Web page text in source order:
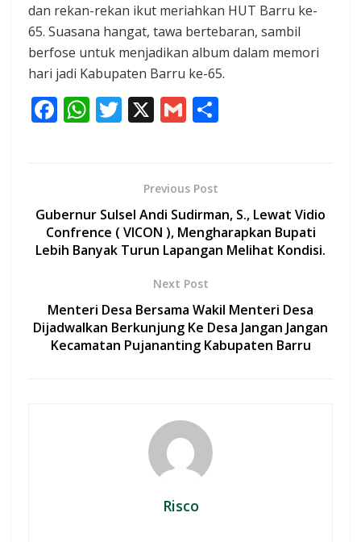
dan rekan-rekan ikut meriahkan HUT Barru ke-
65. Suasana hangat, tawa bertebaran, sambil
berfose untuk menjadikan album dalam memori
hari jadi Kabupaten Barru ke-65.
F
o
o
k
W
A
p
p
T
er
X G
l
Previous Post
Gubernur Sulsel Andi Sudirman, S., Lewat Vidio
Confrence ( VICON ), Mengharapkan Bupati
Lebih Banyak Turun Lapangan Melihat Kondisi.
Next Post
Menteri Desa Bersama Wakil Menteri Desa
Dijadwalkan Berkunjung Ke Desa Jangan Jangan
Kecamatan Pujananting Kabupaten Barru
Risco